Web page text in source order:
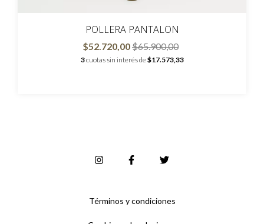
POLLERA PANTALON
$52.720,00$65.900,00
3cuotas sin interés de$17.573,33
Términos y condiciones